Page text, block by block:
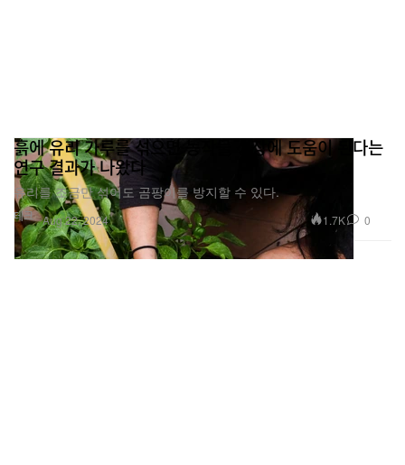
테크
흙에 유리 가루를 섞으면 농작물 성장에 도움이 된다는
연구 결과가 나왔다
유리를 조금만 섞어도 곰팡이를 방지할 수 있다.
Aug 22, 2024 1.7K 0